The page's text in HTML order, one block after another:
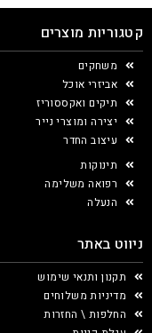
קטגוריות מוצרים
משחקים
אביזרי אוכל
תיקים ואקססוריז
יצירה ומוצרי נייר
עיצוב החדר
תינוקות
רפואה משלימה
הנעלה
ניווט באתר
תקנון ותנאי שימוש
מדיניות משלוחים
החלפות \ החזרות